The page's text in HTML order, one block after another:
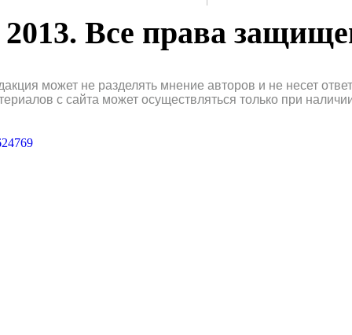
2013. Все права
может не разделять мнение авторов и не несет
с сайта может осуществляться только при